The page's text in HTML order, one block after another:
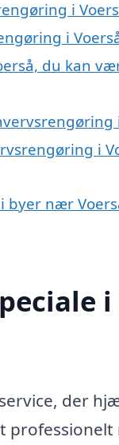
i
i
du kan
i
byer nær
der